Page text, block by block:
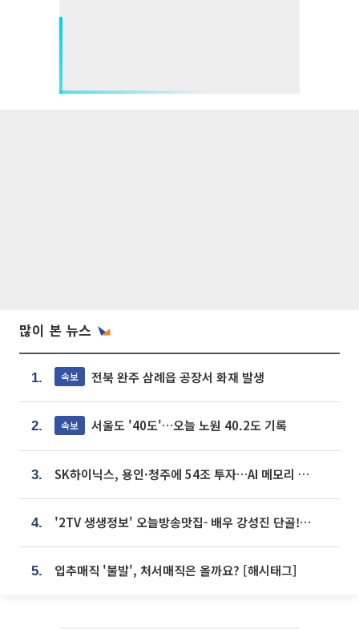
많이 본 뉴스
1. 속보 전북 완주 삼례읍 공장서 화재 발생
2. 속보 서울도 '40도'…오늘 노원 40.2도 기록
3. SK하이닉스, 용인·청주에 54조 투자…AI 메모리 생산기지 키운다
4. '2TV 생생정보' 오늘방송맛집- 배우 강성진 단골! 쌀국수ㆍ푸팟퐁 커리 맛집 '블○○○'
5. 입추매직 '불발', 처서매직은 올까요? [해시태그]